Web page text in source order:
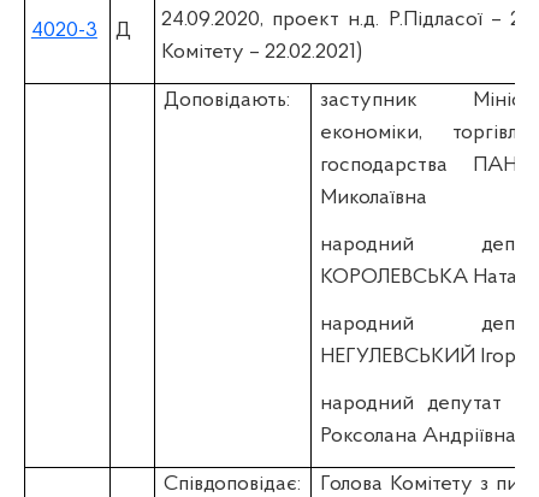
4020-3 Д
24.09.2020, проект н.д. Р.Підласої –
Комітету – 22.02.2021)
Доповідають:
заступник
економіки,
господарства
Миколаївна
народний
КОРОЛЕВСЬКА
народний
НЕГУЛЕВСЬКИЙ Ігор
народний депутат
Роксолана Андріївна
Співдоповідає:
Голова Комітету з